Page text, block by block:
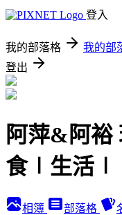
登入
我的部落格 我的部
登出
阿萍&阿
食∣生活∣
相簿 部落格